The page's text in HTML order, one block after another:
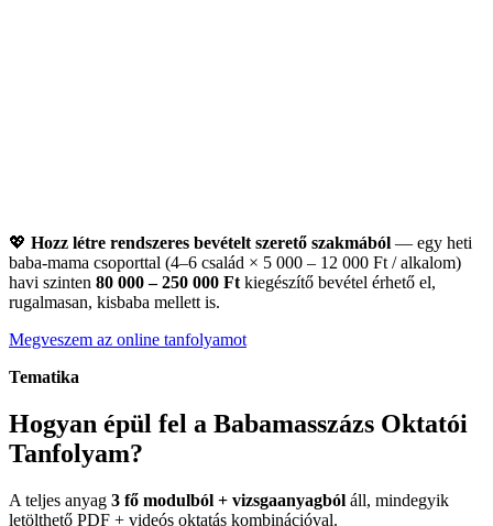
💖 Hozz létre rendszeres bevételt szerető szakmából — egy heti
baba‑mama csoporttal (4–6 család × 5 000 – 12 000 Ft / alkalom)
havi szinten 80 000 – 250 000 Ft kiegészítő bevétel érhető el,
rugalmasan, kisbaba mellett is.
Megveszem az online tanfolyamot
Tematika
Hogyan épül fel a Babamasszázs Oktatói
Tanfolyam?
A teljes anyag 3 fő modulból + vizsgaanyagból áll, mindegyik
letölthető PDF + videós oktatás kombinációval.